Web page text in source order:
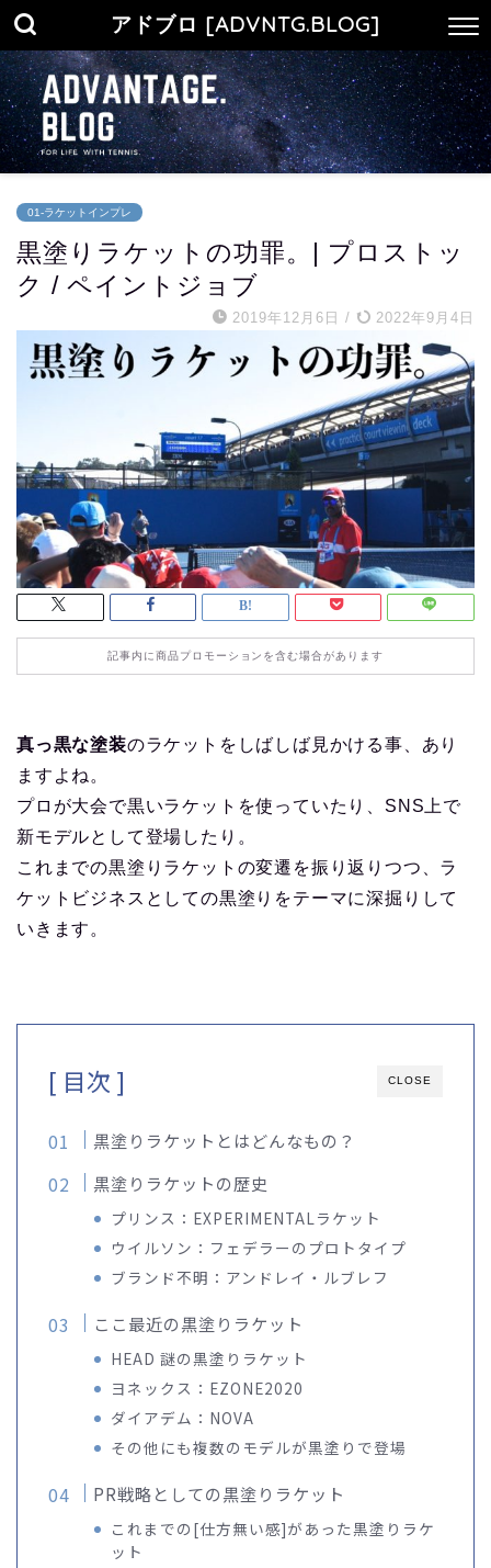
アドブロ [ADVNTG.BLOG]
01-ラケットインプレ
黒塗りラケットの功罪。| プロストッ
ク / ペイントジョブ
2019年12月6日 / 2022年9月4日
記事内に商品プロモーションを含む場合があります
真っ黒な塗装のラケットをしばしば見かける事、あり
ますよね。
プロが大会で黒いラケットを使っていたり、SNS上で
新モデルとして登場したり。
これまでの黒塗りラケットの変遷を振り返りつつ、ラ
ケットビジネスとしての黒塗りをテーマに深掘りして
いきます。
CLOSE
[ 目次 ]
黒塗りラケットとはどんなもの？
黒塗りラケットの歴史
プリンス：EXPERIMENTALラケット
ウイルソン：フェデラーのプロトタイプ
ブランド不明：アンドレイ・ルブレフ
ここ最近の黒塗りラケット
HEAD 謎の黒塗りラケット
ヨネックス：EZONE2020
ダイアデム：NOVA
その他にも複数のモデルが黒塗りで登場
PR戦略としての黒塗りラケット
これまでの[仕方無い感]があった黒塗りラケ
ット